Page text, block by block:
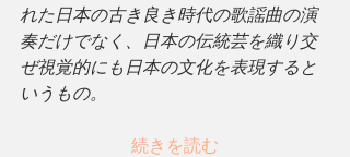
れた日本の古き良き時代の歌謡曲の演
奏だけでなく、日本の伝統芸を織り交
ぜ視覚的にも日本の文化を表現すると
いうもの。
続きを読む